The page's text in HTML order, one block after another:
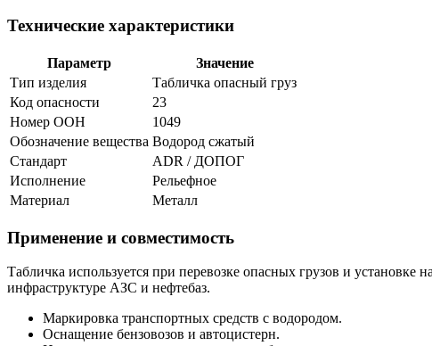
Технические характеристики
Параметр
Значение
Тип изделия
Табличка опасный груз
Код опасности
23
Номер ООН
1049
Обозначение вещества Водород сжатый
Стандарт
ADR / ДОПОГ
Исполнение
Рельефное
Материал
Металл
Применение и совместимость
Табличка используется при перевозке опасных грузов и установке
инфраструктуре АЗС и нефтебаз.
Маркировка транспортных средств с водородом.
Оснащение бензовозов и автоцистерн.